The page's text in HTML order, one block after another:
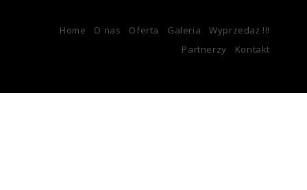
Home O nas Oferta Galeria
Wyprzedaż !!!
Partnerzy
Kontakt